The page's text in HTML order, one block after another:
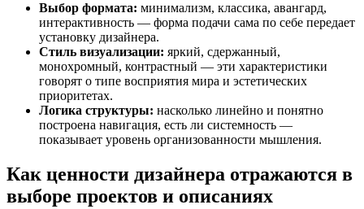
Выбор формата: минимализм, классика, авангард,
интерактивность — форма подачи сама по себе передает
установку дизайнера.
Стиль визуализации: яркий, сдержанный,
монохромный, контрастный — эти характеристики
говорят о типе восприятия мира и эстетических
приоритетах.
Логика структуры: насколько линейно и понятно
построена навигация, есть ли системность —
показывает уровень организованности мышления.
Как ценности дизайнера отражаются в
выборе проектов и описаниях